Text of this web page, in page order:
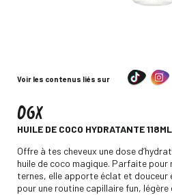
Voir les contenus liés sur
OGX
HUILE DE COCO HYDRATANTE 118ML
Descripción
Offre à tes cheveux une dose
huile de coco magique. Parfaite pour
ternes, elle apporte éclat et douceur
pour une routine capillaire fun,